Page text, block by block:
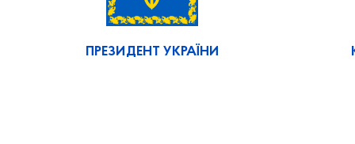
ПРЕЗИДЕНТ УКРАЇНИ